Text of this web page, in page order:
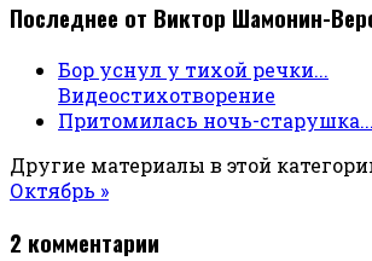
Последнее от Виктор Шамонин-
Бор уснул у тихой речки...
Видеостихотворение
Притомилась ночь-старушка...
Другие материалы в этой
Октябрь »
2 комментарии